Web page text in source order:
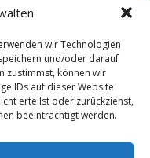
wir Technologien
und/oder darauf
zustimmst, können wir
IDs auf dieser Website
erteilst oder zurückziehst,
beeinträchtigt werden.